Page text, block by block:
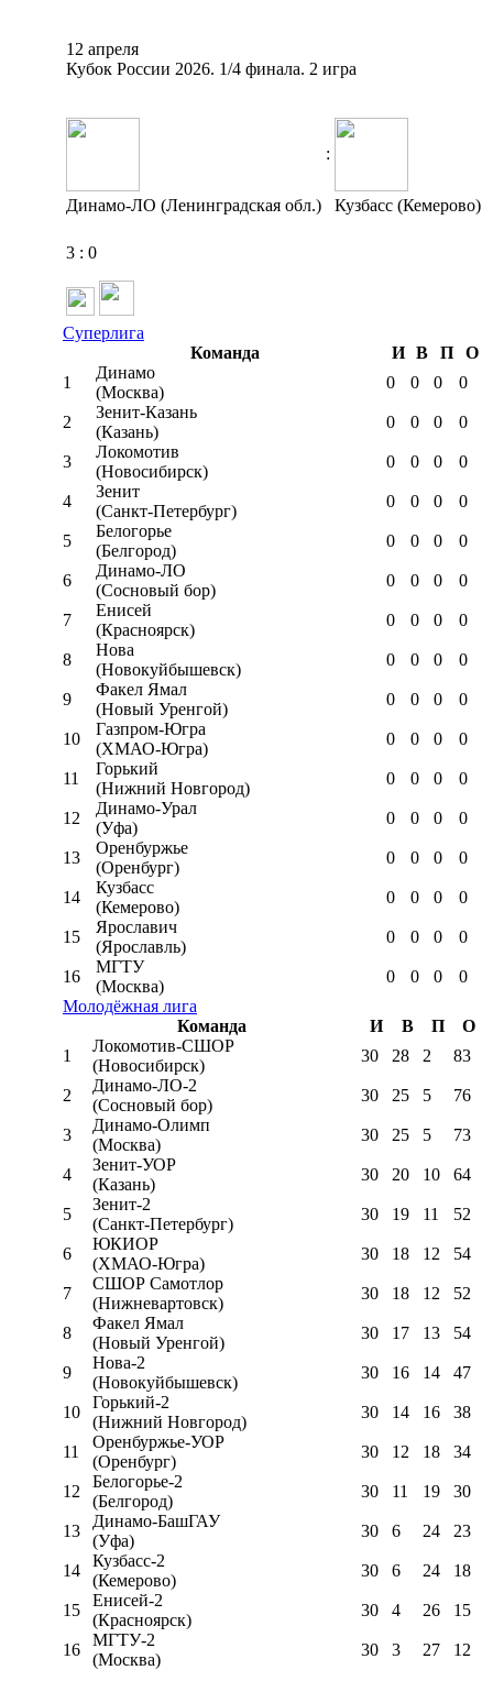
12 апреля
Кубок России 2026. 1/4 финала. 2 игра
:
Динамо-ЛО (Ленинградская обл.) Кузбасс (Кемерово)
3 : 0
Суперлига
Команда
И В П
О
1
Динамо
(Москва)
0 0 0 0
2
Зенит-Казань
(Казань)
0 0 0 0
3
Локомотив
(Новосибирск)
0 0 0 0
4
Зенит
(Санкт-Петербург)
0 0 0 0
5
Белогорье
(Белгород)
0 0 0 0
6
Динамо-ЛО
(Сосновый бор)
0 0 0 0
7
Енисей
(Красноярск)
0 0 0 0
8
Нова
(Новокуйбышевск)
0 0 0 0
9
Факел Ямал
(Новый Уренгой)
0 0 0 0
10
Газпром-Югра
(ХМАО-Югра)
0 0 0 0
11
Горький
(Нижний Новгород)
0 0 0 0
12
Динамо-Урал
(Уфа)
0 0 0 0
13
Оренбуржье
(Оренбург)
0 0 0 0
14
Кузбасс
(Кемерово)
0 0 0 0
15
Ярославич
(Ярославль)
0 0 0 0
16
МГТУ
(Москва)
0 0 0
0
Молодёжная лига
Команда
И В П
О
1
Локомотив-CШОР
(Новосибирск)
30 28 2 83
2
Динамо-ЛО-2
(Сосновый бор)
30 25 5 76
3
Динамо-Олимп
(Москва)
30 25 5 73
4
Зенит-УОР
(Казань)
30 20 10 64
5
Зенит-2
(Санкт-Петербург)
30 19 11 52
6
ЮКИОР
(ХМАО-Югра)
30 18 12 54
7
СШОР Самотлор
(Нижневартовск)
30 18 12 52
8
Факел Ямал
(Новый Уренгой)
30 17 13 54
9
Нова-2
(Новокуйбышевск)
30 16 14 47
10
Горький-2
(Нижний Новгород)
30 14 16 38
11
Оренбуржье-УОР
(Оренбург)
30 12 18 34
12
Белогорье-2
(Белгород)
30 11 19 30
13
Динамо-БашГАУ
(Уфа)
30 6 24 23
14
Кузбасс-2
(Кемерово)
30 6 24 18
15
Енисей-2
(Красноярск)
30 4 26 15
16
МГТУ-2
(Москва)
30 3 27 12